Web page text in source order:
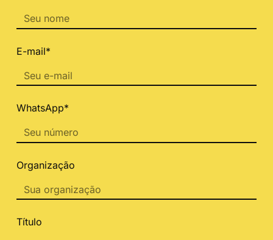
E-mail*
WhatsApp*
Organização
Título